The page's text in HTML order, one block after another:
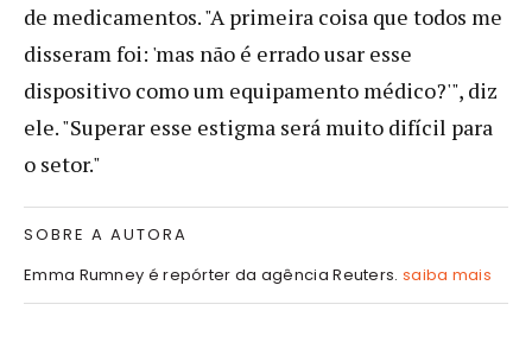
de medicamentos. "A primeira coisa que todos me
disseram foi: 'mas não é errado usar esse
dispositivo como um equipamento médico?'", diz
ele. "Superar esse estigma será muito difícil para
o setor."
SOBRE A AUTORA
Emma Rumney é repórter da agência Reuters. saiba mais